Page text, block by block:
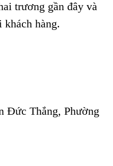
trương gần đây và
khách hàng.
Đức Thắng, Phường